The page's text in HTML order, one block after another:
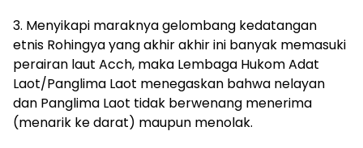
3. Menyikapi maraknya gelombang kedatangan
etnis Rohingya yang akhir akhir ini banyak memasuki
perairan laut Acch, maka Lembaga Hukom Adat
Laot/Panglima Laot menegaskan bahwa nelayan
dan Panglima Laot tidak berwenang menerima
(menarik ke darat) maupun menolak.